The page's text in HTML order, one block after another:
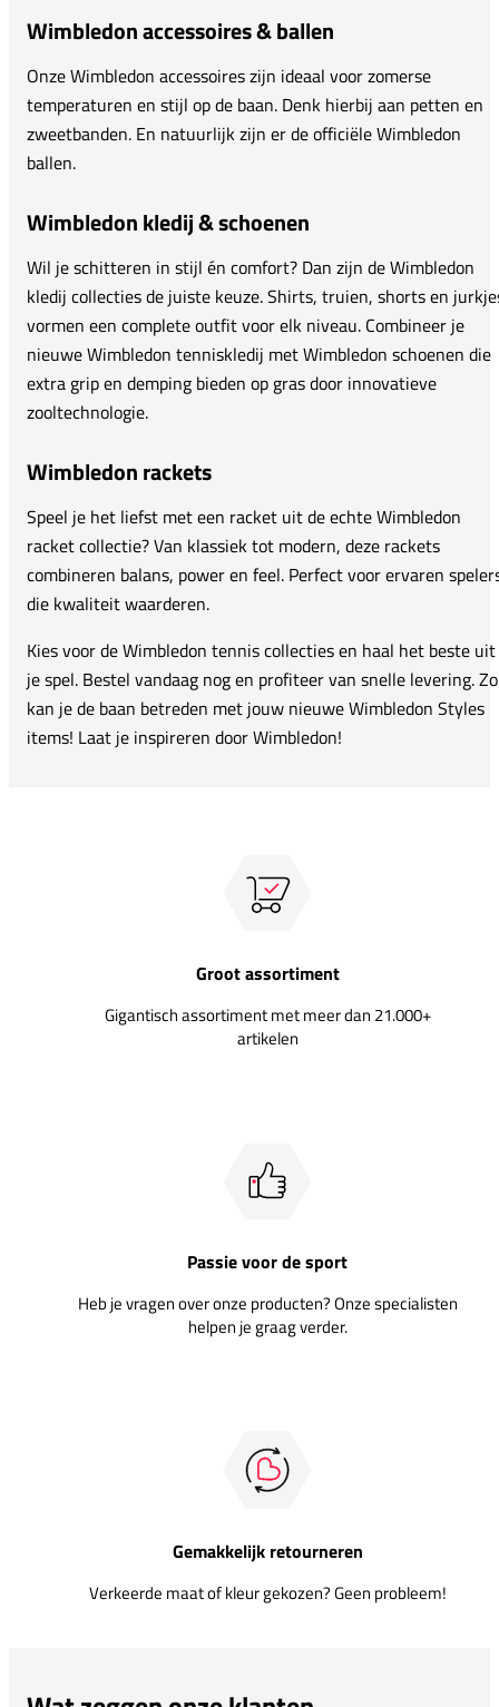
Wimbledon accessoires & ballen
Onze Wimbledon accessoires zijn ideaal voor zomerse
temperaturen en stijl op de baan. Denk hierbij aan petten en
zweetbanden. En natuurlijk zijn er de officiële Wimbledon
ballen.
Wimbledon kledij & schoenen
Wil je schitteren in stijl én comfort? Dan zijn de Wimbledon
kledij collecties de juiste keuze. Shirts, truien, shorts en
vormen een complete outfit voor elk niveau. Combineer je
nieuwe Wimbledon tenniskledij met Wimbledon schoenen die
extra grip en demping bieden op gras door innovatieve
zooltechnologie.
Wimbledon rackets
Speel je het liefst met een racket uit de echte Wimbledon
racket collectie? Van klassiek tot modern, deze rackets
combineren balans, power en feel. Perfect voor ervaren
die kwaliteit waarderen.
Kies voor de Wimbledon tennis collecties en haal het beste uit
je spel. Bestel vandaag nog en profiteer van snelle levering. Zo
kan je de baan betreden met jouw nieuwe Wimbledon Styles
items! Laat je inspireren door Wimbledon!
Groot assortiment
Gigantisch assortiment met meer dan 21.000+
artikelen
Passie voor de sport
Heb je vragen over onze producten? Onze specialisten
helpen je graag verder.
Gemakkelijk retourneren
Verkeerde maat of kleur gekozen? Geen probleem!